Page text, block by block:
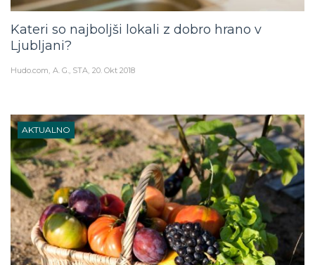
Kateri so najboljši lokali z dobro hrano v
Ljubljani?
Hudo.com A. G., STA 20. Okt 2018
AKTUALNO